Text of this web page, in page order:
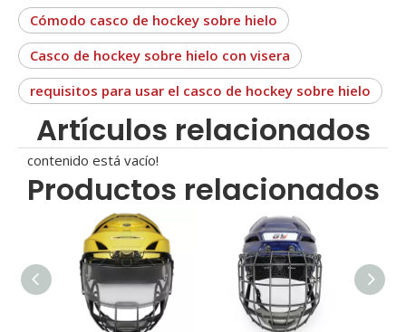
Cómodo casco de hockey sobre hielo
Casco de hockey sobre hielo con visera
requisitos para usar el casco de hockey sobre hielo
Artículos relacionados
contenido está vacío!
Productos relacionados